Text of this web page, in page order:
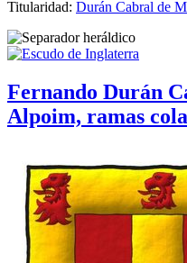
Titularidad: Durán Cabral de
Fernando Durán
Alpoim, ramas